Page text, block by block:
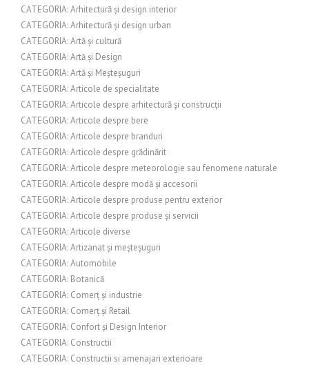
CATEGORIA: Arhitectură și design interior
CATEGORIA: Arhitectură și design urban
CATEGORIA: Artă și cultură
CATEGORIA: Artă și Design
CATEGORIA: Artă și Meșteșuguri
CATEGORIA: Articole de specialitate
CATEGORIA: Articole despre arhitectură și construcții
CATEGORIA: Articole despre bere
CATEGORIA: Articole despre branduri
CATEGORIA: Articole despre grădinărit
CATEGORIA: Articole despre meteorologie sau fenomene naturale
CATEGORIA: Articole despre modă și accesorii
CATEGORIA: Articole despre produse pentru exterior
CATEGORIA: Articole despre produse și servicii
CATEGORIA: Articole diverse
CATEGORIA: Artizanat și meșteșuguri
CATEGORIA: Automobile
CATEGORIA: Botanică
CATEGORIA: Comerț și industrie
CATEGORIA: Comerț și Retail
CATEGORIA: Confort și Design Interior
CATEGORIA: Constructii
CATEGORIA: Constructii si amenajari exterioare